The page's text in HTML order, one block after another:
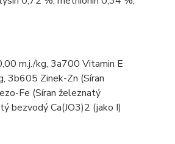
m.j./kg, 3a700 Vitamin E
3b605 Zinek-Zn (Síran
Fe (Síran železnatý
bezvodý Ca(JO3)2 (jako I)